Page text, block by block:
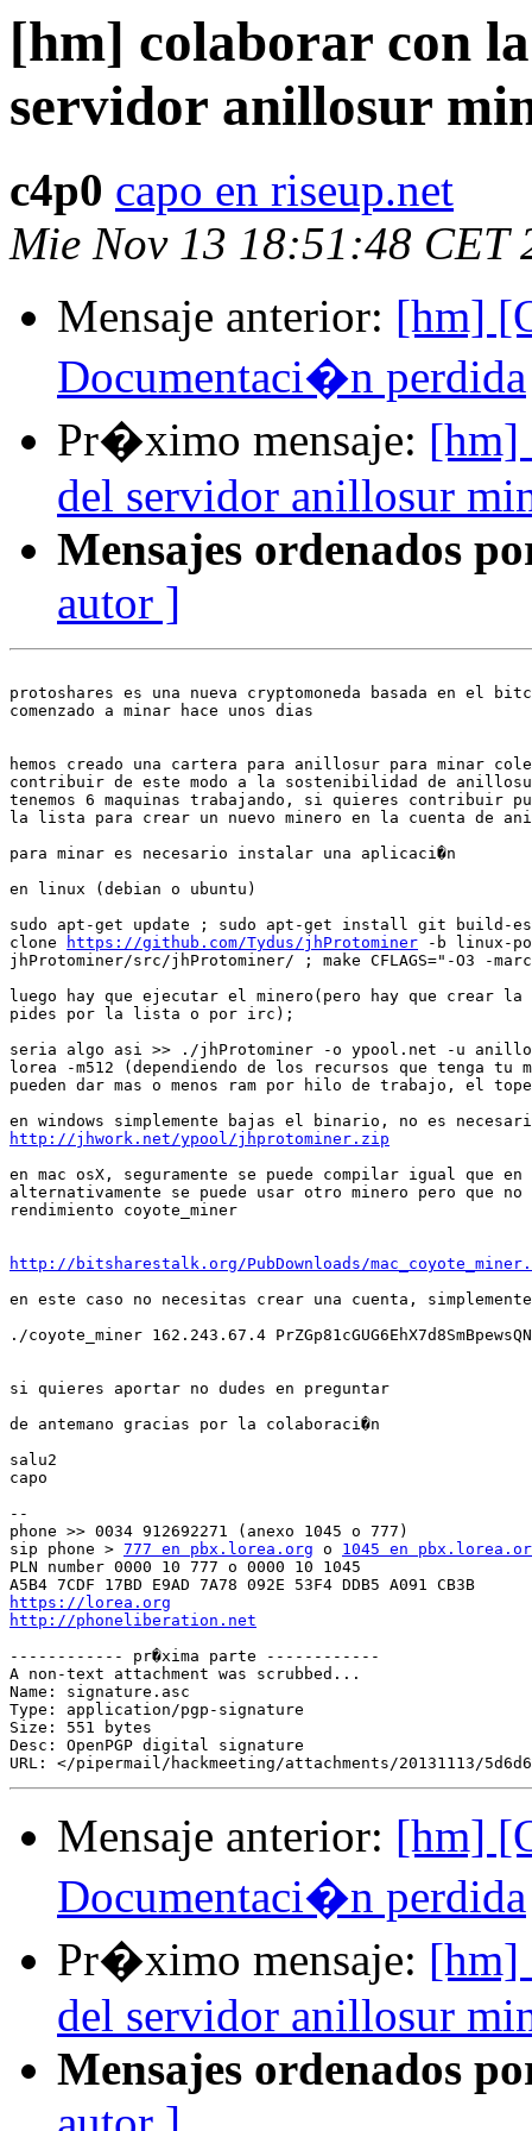
[hm] colaborar con
servidor anillosur
c4p0 capo en riseup.net
Mie Nov 13 18:51:48 CET
Mensaje anterior: [hm]
Documentaci�n perdida
Pr�ximo mensaje: [hm]
del servidor anillosur
Mensajes ordenados
autor ]
protoshares es una nueva cryptomoneda basada en el
comenzado a minar hace unos dias
hemos creado una cartera para anillosur para minar
contribuir de este modo a la sostenibilidad de
tenemos 6 maquinas trabajando, si quieres contribuir
la lista para crear un nuevo minero en la cuenta de
para minar es necesario instalar una aplicaci�n
en linux (debian o ubuntu)
sudo apt-get update ; sudo apt-get install git build-
clone
https://github.com/Tydus/jhProtominer -b linux-
jhProtominer/src/jhProtominer/ ; make CFLAGS="-O3 -
luego hay que ejecutar el minero(pero hay que crear la
pides por la lista o por irc);
seria algo asi >> ./jhProtominer -o ypool.net -u
lorea -m512 (dependiendo de los recursos que tenga tu
pueden dar mas o menos ram por hilo de trabajo, el
http://jhwork.net/ypool/jhprotominer.zip
en mac osX, seguramente se puede compilar igual que
alternativamente se puede usar otro minero pero que
rendimiento coyote_miner
http://bitsharestalk.org/PubDownloads/
en este caso no necesitas crear una cuenta,
./coyote_miner 162.243.67.4
si quieres aportar no dudes en preguntar
de antemano gracias por la colaboraci�n
salu2
capo
--
phone >> 0034 912692271 (anexo 1045 o 777)
sip phone > 777 en pbx.lorea.org o 1045 en
PLN number 0000 10 777 o 0000 10 1045
https://lorea.org
http://phoneliberation.net
------------ pr�xima parte ------------
A non-text attachment was scrubbed...
Name: signature.asc
Type: application/pgp-signature
Size: 551 bytes
Desc: OpenPGP digital signature
Mensaje anterior: [hm]
Documentaci�n perdida
Pr�ximo mensaje: [hm]
del servidor anillosur
Mensajes ordenados